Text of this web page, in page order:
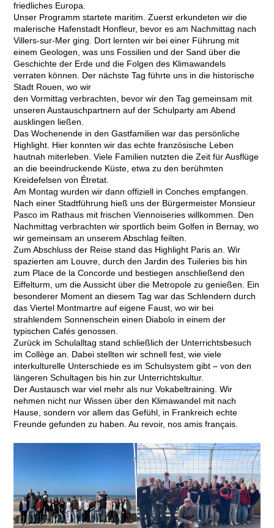
friedliches Europa.
Unser Programm startete maritim. Zuerst erkundeten wir die
malerische Hafenstadt Honfleur, bevor es am Nachmittag nach
Villers-sur-Mer ging. Dort lernten wir bei einer Führung mit
einem Geologen, was uns Fossilien und der Sand über die
Geschichte der Erde und die Folgen des Klimawandels
verraten können. Der nächste Tag führte uns in die historische
Stadt Rouen, wo wir
den Vormittag verbrachten, bevor wir den Tag gemeinsam mit
unseren Austauschpartnern auf der Schulparty am Abend
ausklingen ließen.
Das Wochenende in den Gastfamilien war das persönliche
Highlight. Hier konnten wir das echte französische Leben
hautnah miterleben. Viele Familien nutzten die Zeit für Ausflüge
an die beeindruckende Küste, etwa zu den berühmten
Kreidefelsen von Étretat.
Am Montag wurden wir dann offiziell in Conches empfangen.
Nach einer Stadtführung hieß uns der Bürgermeister Monsieur
Pasco im Rathaus mit frischen Viennoiseries willkommen. Den
Nachmittag verbrachten wir sportlich beim Golfen in Bernay, wo
wir gemeinsam an unserem Abschlag feilten.
Zum Abschluss der Reise stand das Highlight Paris an. Wir
spazierten am Louvre, durch den Jardin des Tuileries bis hin
zum Place de la Concorde und bestiegen anschließend den
Eiffelturm, um die Aussicht über die Metropole zu genießen. Ein
besonderer Moment an diesem Tag war das Schlendern durch
das Viertel Montmartre auf eigene Faust, wo wir bei
strahlendem Sonnenschein einen Diabolo in einem der
typischen Cafés genossen.
Zurück im Schulalltag stand schließlich der Unterrichtsbesuch
im Collège an. Dabei stellten wir schnell fest, wie viele
interkulturelle Unterschiede es im Schulsystem gibt – von den
längeren Schultagen bis hin zur Unterrichtskultur.
Der Austausch war viel mehr als nur Vokabeltraining. Wir
nehmen nicht nur Wissen über den Klimawandel mit nach
Hause, sondern vor allem das Gefühl, in Frankreich echte
Freunde gefunden zu haben. Au revoir, nos amis français.